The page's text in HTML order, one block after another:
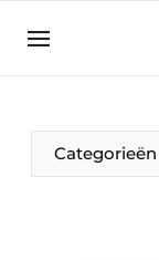
Bedrijven
Bedrijven
Categorieën